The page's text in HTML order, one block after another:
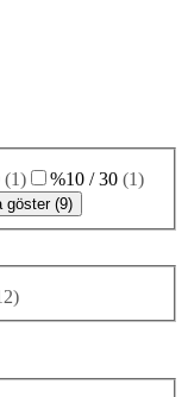
(1) %10 / 30 (1)
göster (9)
)